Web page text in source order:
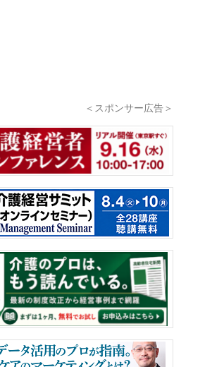
＜スポンサー広告＞